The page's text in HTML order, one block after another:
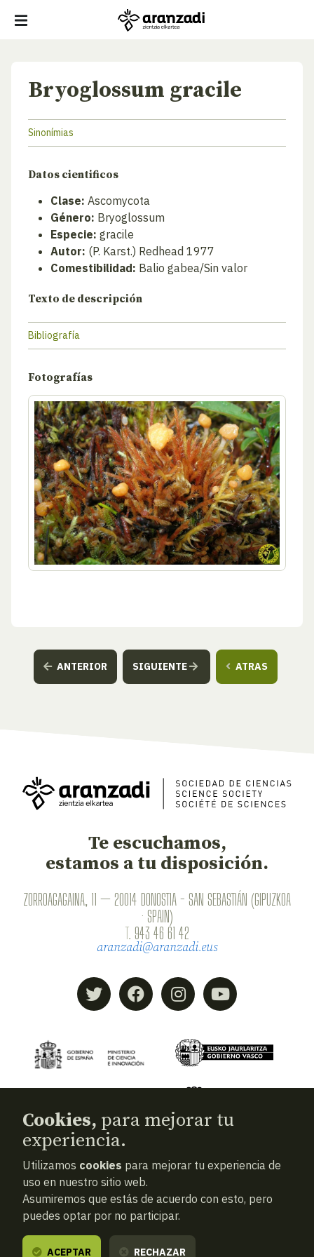
Bryoglossum gracile
Sinonímias
Datos cientificos
Clase: Ascomycota
Género: Bryoglossum
Especie: gracile
Autor: (P. Karst.) Redhead 1977
Comestibilidad: Balio gabea/Sin valor
Texto de descripción
Bibliografía
Fotografías
ANTERIOR SIGUIENTE ATRAS
Te escuchamos,
estamos a tu disposición.
ZORROAGAGAINA, 11 — 20014 DONOSTIA - SAN SEBASTIÁN (GIPUZKOA
· SPAIN)
T. 943 46 61 42
aranzadi@aranzadi.eus
© 2026Aranzadi — Zientzia elkartea
Términos y condiciones
Política de privacidad
Cookies, para mejorar tu
experiencia.
Utilizamos cookies para mejorar tu experiencia de
uso en nuestro sitio web.
Asumiremos que estás de acuerdo con esto, pero
puedes optar por no participar.
ACEPTAR RECHAZAR